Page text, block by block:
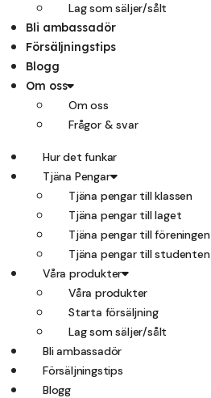
Lag som säljer/sålt
Bli ambassadör
Försäljningstips
Blogg
Om oss
Om oss
Frågor & svar
Hur det funkar
Tjäna Pengar
Tjäna pengar till klassen
Tjäna pengar till laget
Tjäna pengar till föreningen
Tjäna pengar till studenten
Våra produkter
Våra produkter
Starta försäljning
Lag som säljer/sålt
Bli ambassadör
Försäljningstips
Blogg